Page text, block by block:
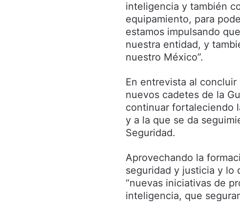
inteligencia y también
equipamiento, para
estamos impulsando
nuestra entidad, y
nuestro México”.
En entrevista al concluir
nuevos cadetes de la
continuar fortaleciendo
y a la que se da
Seguridad.
Aprovechando la
seguridad y justicia y lo
“nuevas iniciativas de
inteligencia, que